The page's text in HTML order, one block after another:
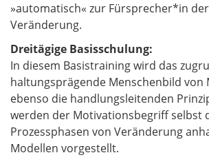
»automatisch« zur Fürsprecher*in
Veränderung.
Dreitägige Basisschulung:
In diesem Basistraining wird das
haltungsprägende Menschenbild von
ebenso die handlungsleitenden
werden der Motivationsbegriff selbst
Prozessphasen von Veränderung
Modellen vorgestellt.